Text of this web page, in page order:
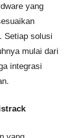
yang
Setiap solusi
mulai dari
integrasi